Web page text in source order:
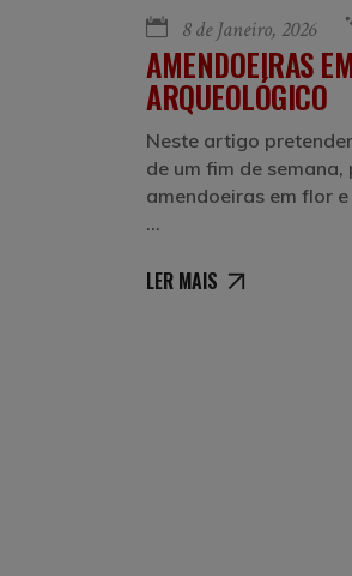
8 de Janeiro, 2026
AMENDOEIRAS
ARQUEOLÓGICO
Neste artigo
de um fim de
amendoeiras em flor
LER MAIS